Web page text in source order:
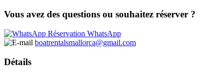
Vous avez des questions ou souhaitez réserver ?
Réservation WhatsApp
boatrentalsmallorca@gmail.com
Détails